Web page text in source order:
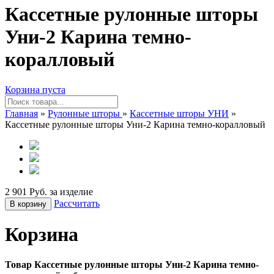
Кассетные рулонные шторы
Уни-2 Карина темно-
коралловый
Корзина пуста
Главная » Рулонные шторы » Кассетные шторы УНИ »
Кассетные рулонные шторы Уни-2 Карина темно-коралловый
2 901 Руб. за изделие
В корзину Рассчитать
Корзина
Товар Кассетные рулонные шторы Уни-2 Карина темно-